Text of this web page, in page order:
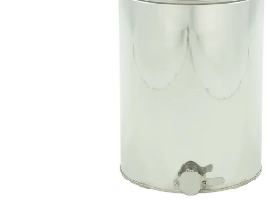
Mesinduskonsultatsioon